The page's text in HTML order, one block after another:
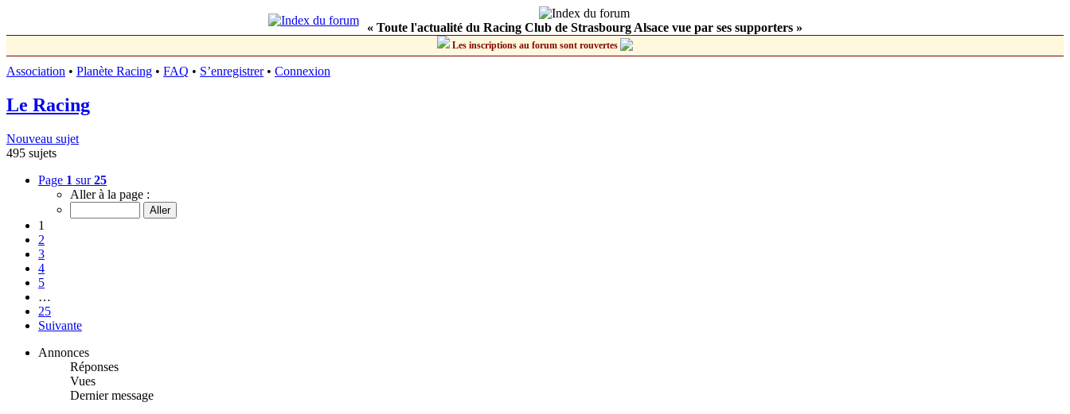
« Toute l'actualité du Racing Club de Strasbourg Alsace vue par ses supporters »
Les inscriptions au forum sont rouvertes
Association • Planète Racing • FAQ • S’enregistrer• Connexion
Le Racing
Nouveau sujet
495 sujets
Page 1 sur25
Aller à la page :
1
2
3
4
5
…
25
Suivante
Annonces
Réponses
Vues
Dernier message